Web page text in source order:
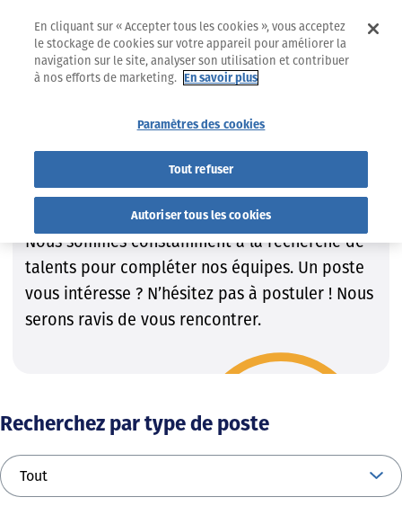
Trouvez le job qui VOUS convient !
Trouvez le job qui VOUS
convient !
Nous sommes constamment à la recherche de
talents pour compléter nos équipes. Un poste
vous intéresse ? N’hésitez pas à postuler ! Nous
serons ravis de vous rencontrer.
Recherchez par type de poste
En cliquant sur « Accepter tous les cookies », vous acceptez
le stockage de cookies sur votre appareil pour améliorer la
navigation sur le site, analyser son utilisation et contribuer
à nos efforts de marketing. En savoir plus
Paramètres des cookies
Tout refuser
Autoriser tous les cookies